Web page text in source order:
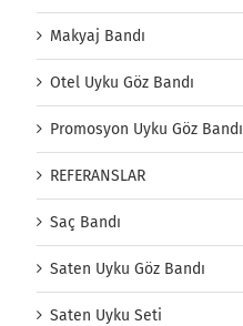
Makyaj Bandı
Otel Uyku Göz Bandı
Promosyon Uyku Göz Bandı
REFERANSLAR
Saç Bandı
Saten Uyku Göz Bandı
Saten Uyku Seti